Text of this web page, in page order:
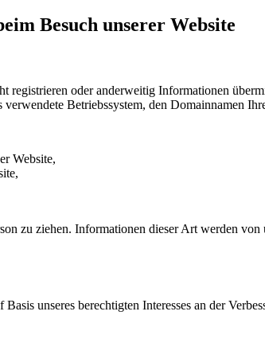
Besuch unserer Website
registrieren oder anderweitig Informationen
Betriebssystem, den Domainnamen
Website,
zu ziehen. Informationen dieser Art werden
unseres berechtigten Interesses an der